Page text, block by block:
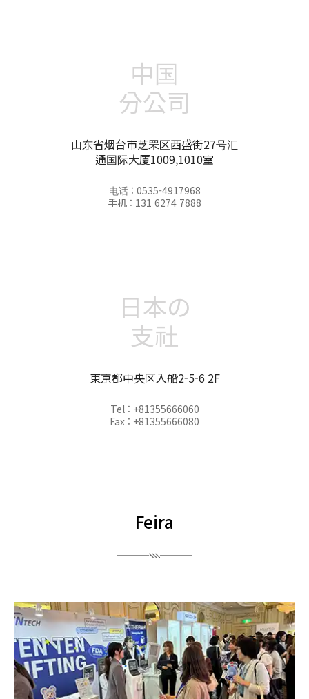
中国
分公司
山东省烟台市芝罘区西盛街27号汇
通国际大厦1009,1010室
电话 : 0535-4917968
手机 : 131 6274 7888
日本の
支社
東京都中央区入船2-5-6 2F
Tel : +81355666060
Fax : +81355666080
Feira